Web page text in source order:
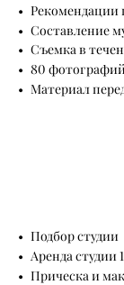
Рекомендации
Составление
Съемка в
80
Материал
Подбор студии
Аренда студии
Прическа и